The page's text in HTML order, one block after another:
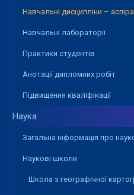
Навчальні дисципліни –
Навчальні лабораторії
Практики студентів
Анотації дипломних робіт
Підвищення кваліфікації
Наука
Загальна інформація про
Наукові школи
Школа з географічної